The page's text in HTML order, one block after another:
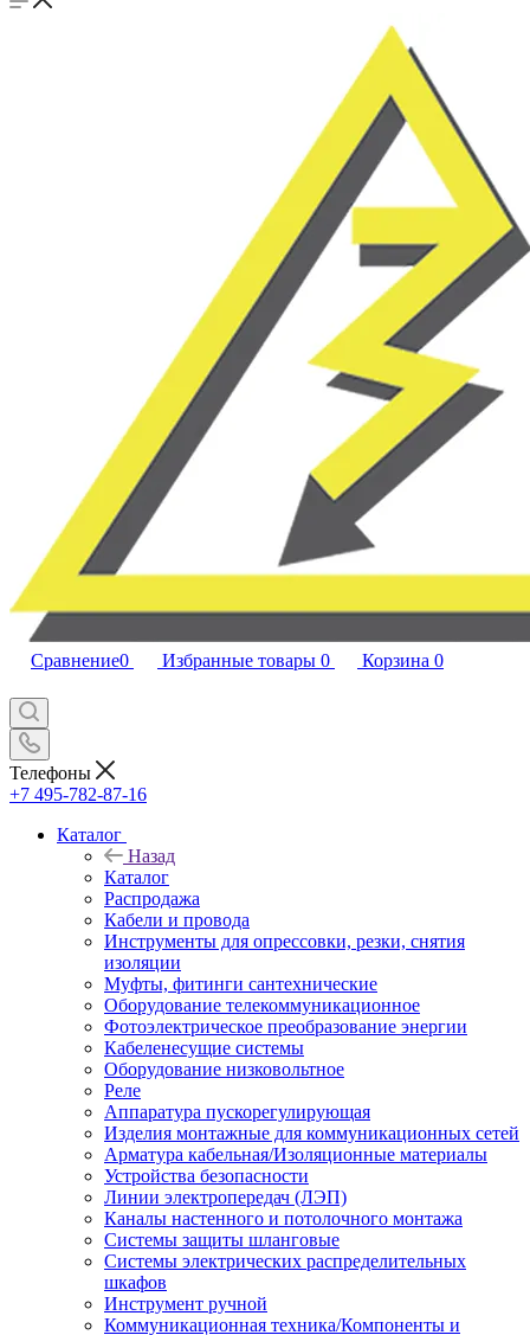
Сравнение0 Избранные товары 0 Корзина 0
Телефоны
+7 495-782-87-16
Каталог
Назад
Каталог
Распродажа
Кабели и провода
Инструменты для опрессовки, резки, снятия
изоляции
Муфты, фитинги сантехнические
Оборудование телекоммуникационное
Фотоэлектрическое преобразование энергии
Кабеленесущие системы
Оборудование низковольтное
Реле
Аппаратура пускорегулирующая
Изделия монтажные для коммуникационных сетей
Арматура кабельная/Изоляционные материалы
Устройства безопасности
Линии электропередач (ЛЭП)
Каналы настенного и потолочного монтажа
Системы защиты шланговые
Системы электрических распределительных
шкафов
Инструмент ручной
Коммуникационная техника/Компоненты и